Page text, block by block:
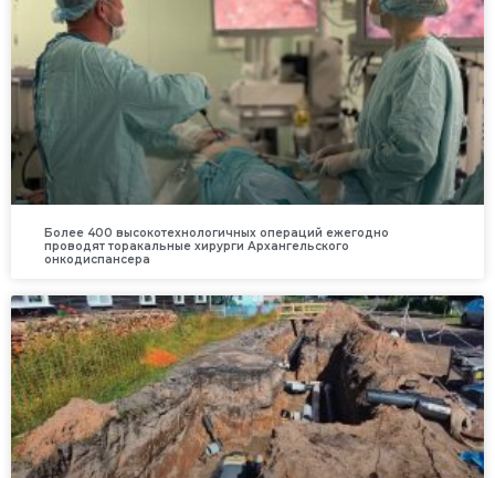
Более 400 высокотехнологичных операций ежегодно
проводят торакальные хирурги Архангельского
онкодиспансера